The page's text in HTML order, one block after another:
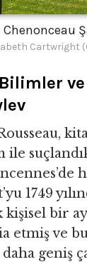
Chenonceau
Cartwright
ile
1749
kişisel bir
etmiş ve
geniş